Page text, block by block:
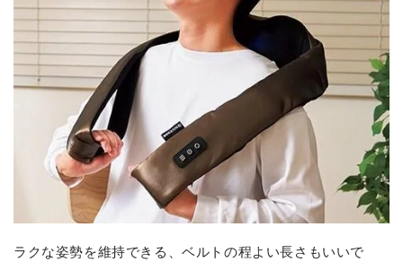
ラクな姿勢を維持できる、ベルトの程よい長さもいいで